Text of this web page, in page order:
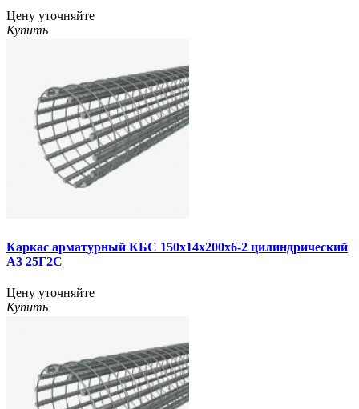
Цену уточняйте
Купить
Каркас арматурный КБС 150х14х200х6-2 цилиндрический
А3 25Г2С
Цену уточняйте
Купить